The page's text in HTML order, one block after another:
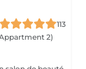
113
2)